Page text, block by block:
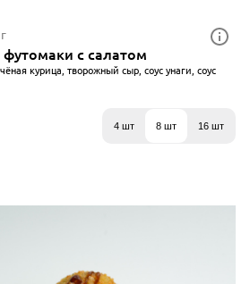
с салатом
курица, творожный сыр, соус унаги, соус
4 шт 8 шт 16 шт